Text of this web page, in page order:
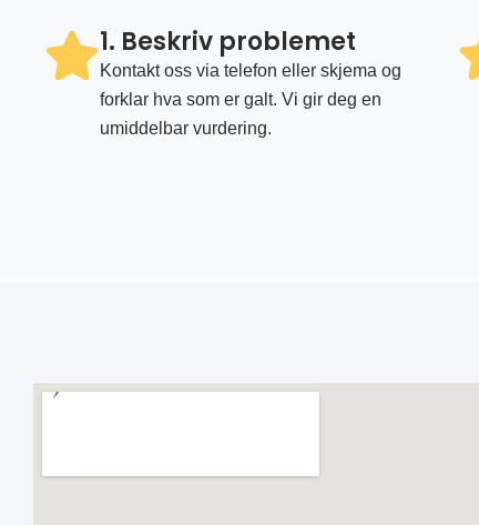
1. Beskriv problemet
Kontakt oss via telefon eller skjema og
forklar hva som er galt. Vi gir deg en
umiddelbar vurdering.